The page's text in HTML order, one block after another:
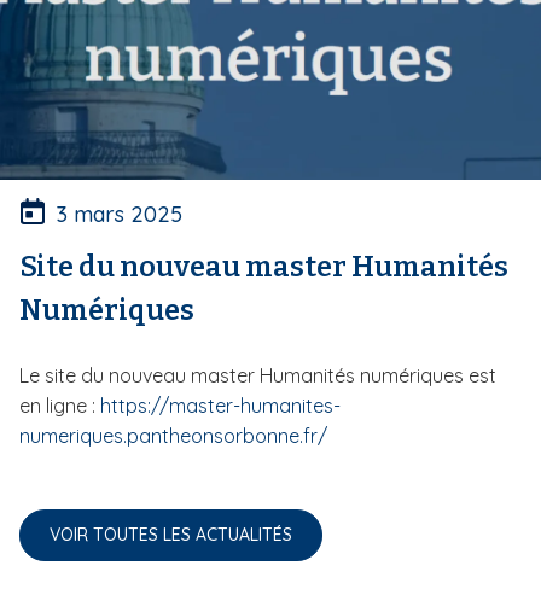
3 mars 2025
Site du nouveau master Humanités
Numériques
Le site du nouveau master Humanités numériques est
en ligne : https://master-humanites-
numeriques.pantheonsorbonne.fr/
VOIR TOUTES LES ACTUALITÉS